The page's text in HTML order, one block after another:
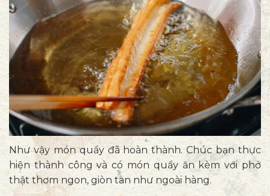
Như vậy món quẩy đã hoàn thành. Chúc bạn thực
hiện thành công và có món quẩy ăn kèm với phở
thật thơm ngon, giòn tan như ngoài hàng.